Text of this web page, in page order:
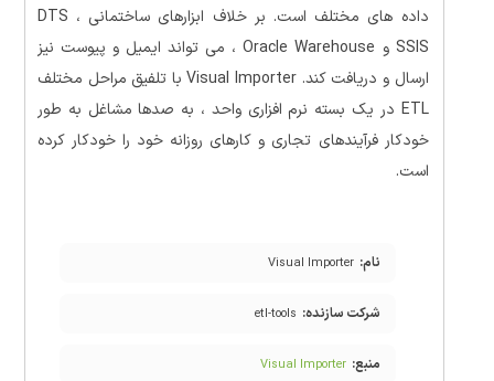
داده های مختلف است. بر خلاف ابزارهای ساختمانی DTS ،
SSIS و Oracle Warehouse ، می تواند ایمیل و پیوست نیز
ارسال و دریافت کند. Visual Importer با تلفیق مراحل مختلف
ETL در یک بسته نرم افزاری واحد ، به صدها مشاغل به طور
خودکار فرآیندهای تجاری و کارهای روزانه خود را خودکار کرده
است.
نام: Visual Importer
شرکت سازنده: etl-tools
منبع: Visual Importer